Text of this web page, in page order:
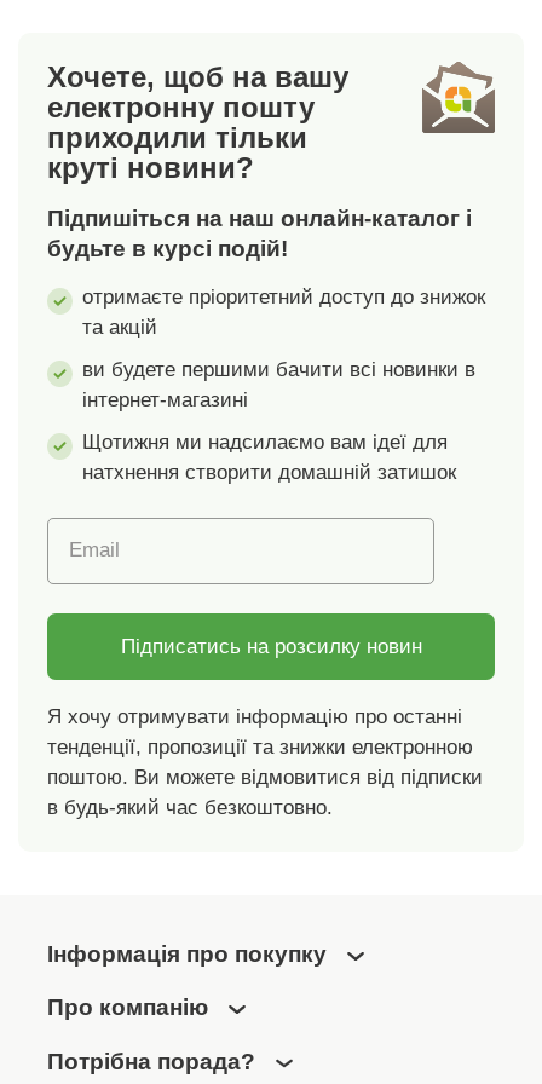
екстракт лінарії
звичайної, денатонію
бензоат, лімонен,
смола перцевого
16185, сульфат натрію,
хлорид натрію.
фіалки триколірної,
екстракт каштану
звичайного, екстракт
листя мальви
звичайної, екстракт
листя подорожника
ланцетолистого,
екстракт квіток липи
серцелистої, екстракт
квіток лаванди
квіток бузини чорної,
екстракт квіток арніки
гірської, екстракт листя
м'яти колосистої,
дзявочника
багаторічного, екстракт
екстракт лікаря
звичайного, денатоній
бензоат. Лімонен,
сульфат натрію, CI
42051, CI 19140,
хлорид натрію.
калію, бензоат натрію,
триетаноламін,
токоферилацетат.
Хочете, щоб на вашу
електронну пошту
приходили тільки
круті новини?
Підпишіться на наш онлайн-каталог і
будьте в курсі подій!
отримаєте пріоритетний доступ до знижок
та акцій
ви будете першими бачити всі новинки в
інтернет-магазині
Щотижня ми надсилаємо вам ідеї для
натхнення створити домашній затишок
Email
Підписатись на розсилку новин
Я хочу отримувати інформацію про останні
тенденції, пропозиції та знижки електронною
поштою. Ви можете відмовитися від підписки
в будь-який час безкоштовно.
Інформація про покупку
Про компанію
Потрібна порада?